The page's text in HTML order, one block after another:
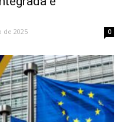
de 2025 0